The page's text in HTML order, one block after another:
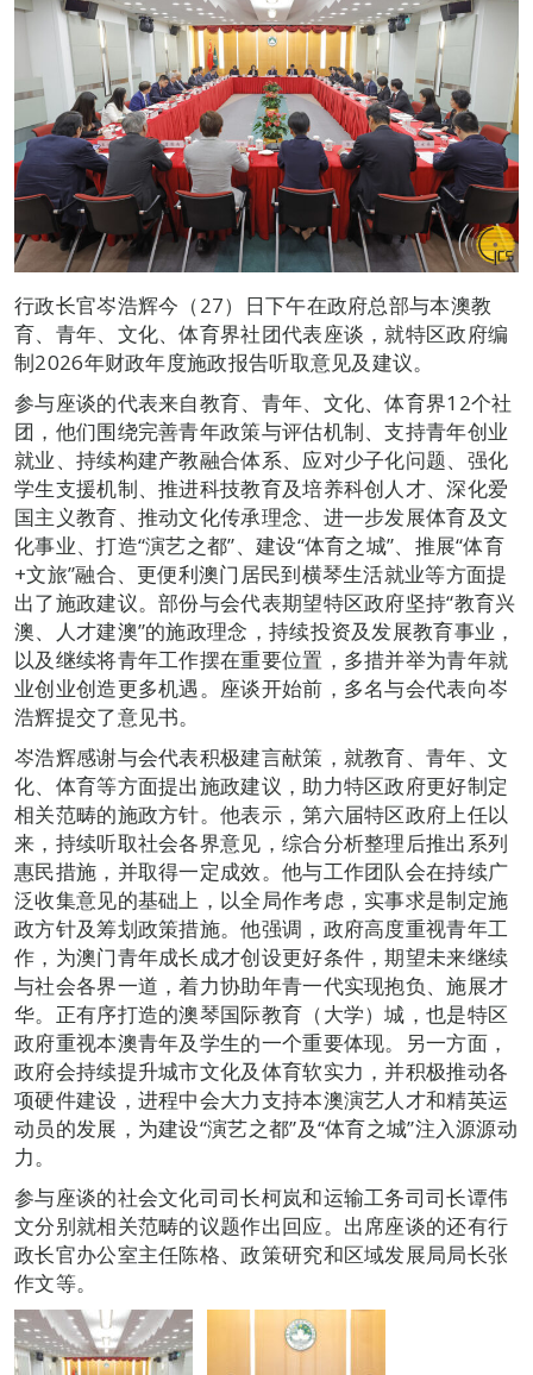
行政长官岑浩辉今（27）日下午在政府总部与本澳教
育、青年、文化、体育界社团代表座谈，就特区政府编
制2026年财政年度施政报告听取意见及建议。
参与座谈的代表来自教育、青年、文化、体育界12个社
团，他们围绕完善青年政策与评估机制、支持青年创业
就业、持续构建产教融合体系、应对少子化问题、强化
学生支援机制、推进科技教育及培养科创人才、深化爱
国主义教育、推动文化传承理念、进一步发展体育及文
化事业、打造“演艺之都”、建设“体育之城”、推展“体育
+文旅”融合、更便利澳门居民到横琴生活就业等方面提
出了施政建议。部份与会代表期望特区政府坚持“教育兴
澳、人才建澳”的施政理念，持续投资及发展教育事业，
以及继续将青年工作摆在重要位置，多措并举为青年就
业创业创造更多机遇。座谈开始前，多名与会代表向岑
浩辉提交了意见书。
岑浩辉感谢与会代表积极建言献策，就教育、青年、文
化、体育等方面提出施政建议，助力特区政府更好制定
相关范畴的施政方针。他表示，第六届特区政府上任以
来，持续听取社会各界意见，综合分析整理后推出系列
惠民措施，并取得一定成效。他与工作团队会在持续广
泛收集意见的基础上，以全局作考虑，实事求是制定施
政方针及筹划政策措施。他强调，政府高度重视青年工
作，为澳门青年成长成才创设更好条件，期望未来继续
与社会各界一道，着力协助年青一代实现抱负、施展才
华。正有序打造的澳琴国际教育（大学）城，也是特区
政府重视本澳青年及学生的一个重要体现。另一方面，
政府会持续提升城市文化及体育软实力，并积极推动各
项硬件建设，进程中会大力支持本澳演艺人才和精英运
动员的发展，为建设“演艺之都”及“体育之城”注入源源动
力。
参与座谈的社会文化司司长柯岚和运输工务司司长谭伟
文分别就相关范畴的议题作出回应。出席座谈的还有行
政长官办公室主任陈格、政策研究和区域发展局局长张
作文等。